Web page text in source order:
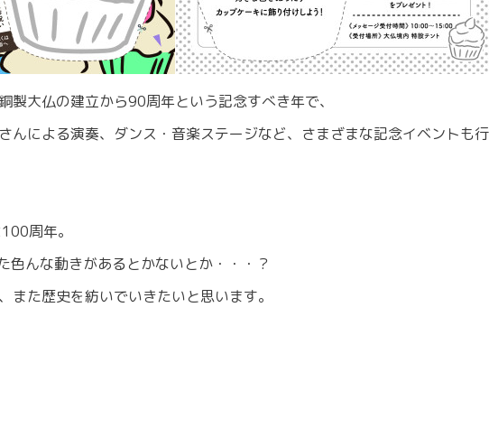
製大仏の建立から90周年という記念すべき年で、
んによる演奏、ダンス・音楽ステージなど、さまざまな記念イベントも
周年。
色んな動きがあるとかないとか・・・？
また歴史を紡いでいきたいと思います。